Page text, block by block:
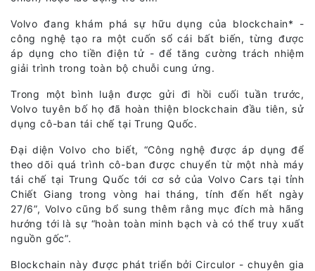
Volvo đang khám phá sự hữu dụng của blockchain* -
công nghệ tạo ra một cuốn sổ cái bất biến, từng được
áp dụng cho tiền điện tử - để tăng cường trách nhiệm
giải trình trong toàn bộ chuỗi cung ứng.
Trong một bình luận được gửi đi hồi cuối tuần trước,
Volvo tuyên bố họ đã hoàn thiện blockchain đầu tiên, sử
dụng cô-ban tái chế tại Trung Quốc.
Đại diện Volvo cho biết, “Công nghệ được áp dụng để
theo dõi quá trình cô-ban được chuyển từ một nhà máy
tái chế tại Trung Quốc tới cơ sở của Volvo Cars tại tỉnh
Chiết Giang trong vòng hai tháng, tính đến hết ngày
27/6”, Volvo cũng bổ sung thêm rằng mục đích mà hãng
hướng tới là sự “hoàn toàn minh bạch và có thể truy xuất
nguồn gốc”.
Blockchain này được phát triển bởi Circulor - chuyên gia